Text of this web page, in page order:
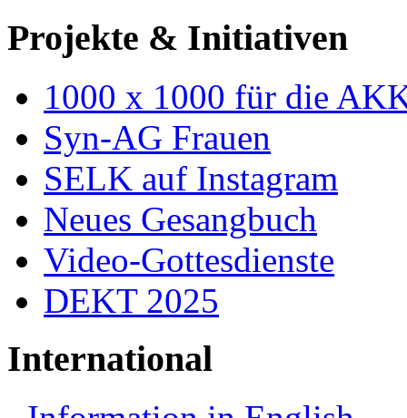
Projekte & Initiativen
1000 x 1000 für die
Syn-AG Frauen
SELK auf Instagram
Neues Gesangbuch
Video-Gottesdienste
DEKT 2025
International